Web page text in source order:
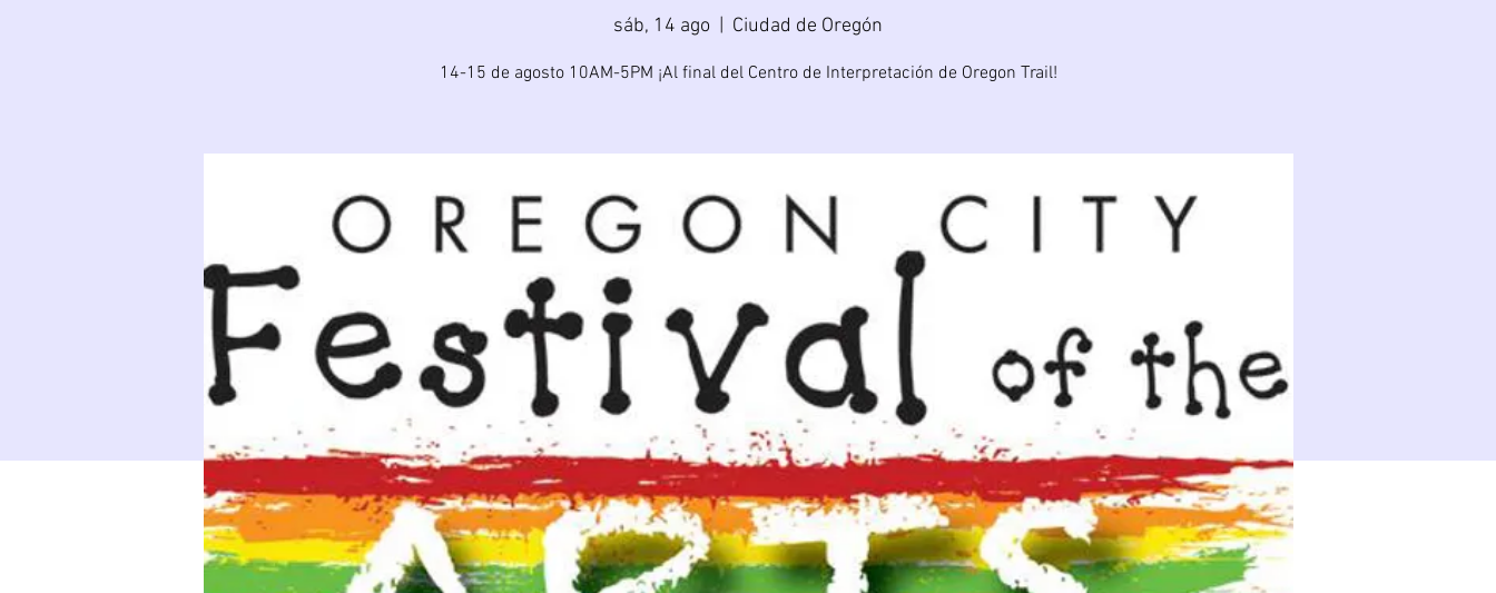
sáb, 14 ago Ciudad de Oregón
14-15 de agosto 10AM-5PM ¡Al final del Centro de Interpretación de Oregon Trail!